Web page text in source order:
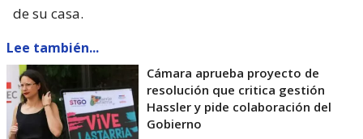
de su casa.
Lee también...
Cámara aprueba proyecto de
resolución que critica gestión
Hassler y pide colaboración del
Gobierno